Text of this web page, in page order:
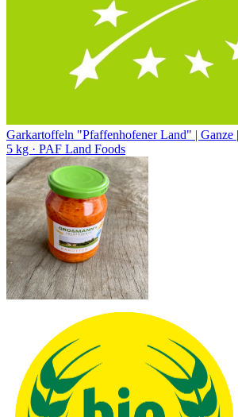
Garkartoffeln "Pfaffenhofener Land" | Ganze
5 kg · PAF Land Foods